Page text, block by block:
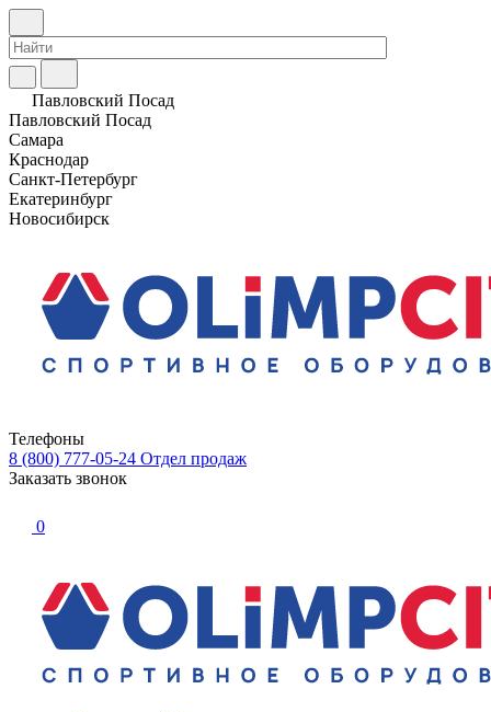
Павловский Посад
Павловский Посад
Самара
Краснодар
Санкт-Петербург
Екатеринбург
Новосибирск
Телефоны
8 (800) 777-05-24 Отдел продаж
Заказать звонок
0